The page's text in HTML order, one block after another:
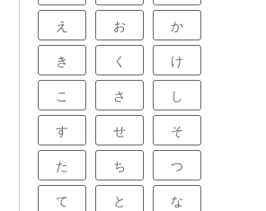
え お か
き く け
こ さ し
す せ そ
た ち つ
て と な